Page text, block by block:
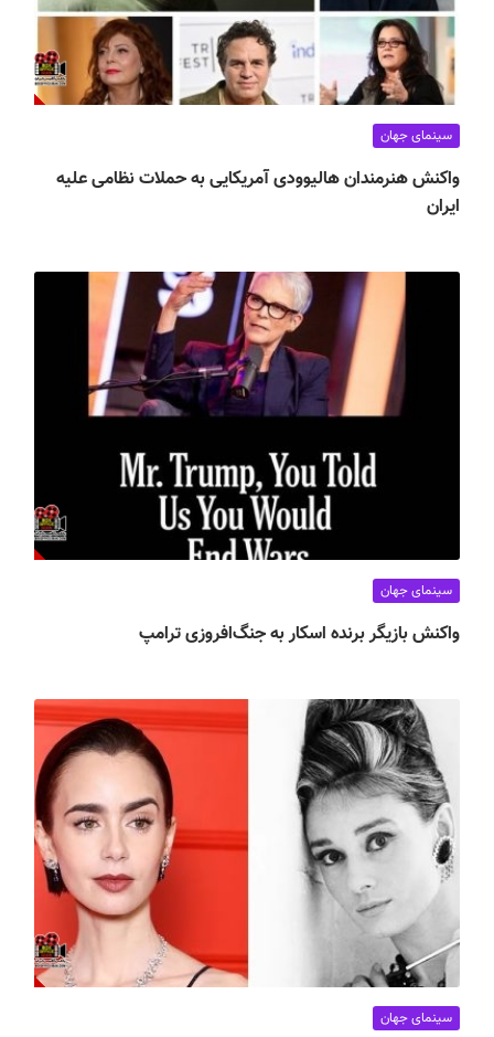
سینمای جهان
واکنش هنرمندان هالیوودی آمریکایی به حملات نظامی علیه
ایران
سینمای جهان
واکنش بازیگر برنده اسکار به جنگ‌افروزی ترامپ
سینمای جهان